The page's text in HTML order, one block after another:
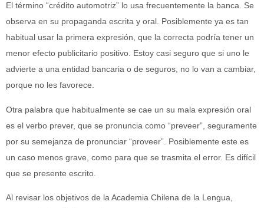
El término “crédito automotriz” lo usa frecuentemente la banca. Se
observa en su propaganda escrita y oral. Posiblemente ya es tan
habitual usar la primera expresión, que la correcta podría tener un
menor efecto publicitario positivo. Estoy casi seguro que si uno le
advierte a una entidad bancaria o de seguros, no lo van a cambiar,
porque no les favorece.
Otra palabra que habitualmente se cae un su mala expresión oral
es el verbo prever, que se pronuncia como “preveer”, seguramente
por su semejanza de pronunciar “proveer”. Posiblemente este es
un caso menos grave, como para que se trasmita el error. Es difícil
que se presente escrito.
Al revisar los objetivos de la Academia Chilena de la Lengua,